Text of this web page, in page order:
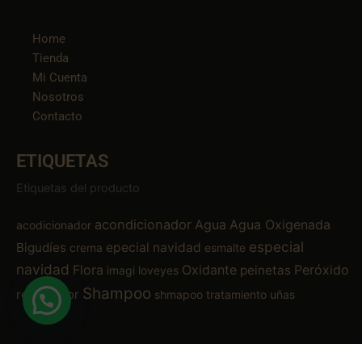
Home
Tienda
Mi Cuenta
Nosotros
Contacto
ETIQUETAS
Etiquetas del producto
acodicionador acondicionador Agua Agua Oxigenada
Bigudíes crema epecial navidad esmalte especial
navidad Flora imagi loveyes Oxidante peinetas Peróxido
removedor Shampoo shmapoo tratamiento uñas